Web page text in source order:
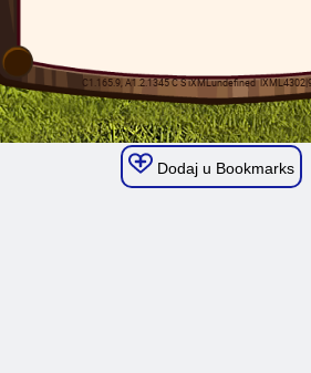
Dodaj u Bookmarks